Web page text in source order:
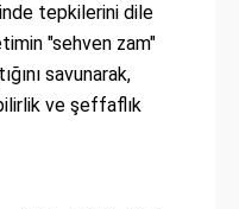
tepkilerini dile
"sehven zam"
savunarak,
ve şeffaflık